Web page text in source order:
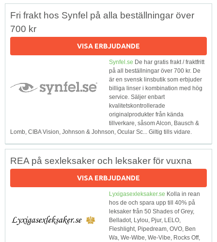
Fri frakt hos Synfel på alla beställningar över
700 kr
VISA ERBJUDANDE
Synfel.se De har gratis frakt / fraktfritt
på all beställningar över 700 kr. De
är en svensk linsbutik som erbjuder
billiga linser i kombination med hög
service. Säljer enbart
kvalitetskontrollerade
originalprodukter från kända
tillverkare, såsom Alcon, Bausch &
Lomb, CIBA Vision, Johnson & Johnson, Ocular Sc... Giltig tills vidare.
REA på sexleksaker och leksaker för vuxna
VISA ERBJUDANDE
Lyxigasexleksaker.se Kolla in rean
hos de och spara upp till 40% på
leksaker från 50 Shades of Grey,
Belladot, Lylou, Pjur, LELO,
Fleshlight, Pipedream, OVO, Ben
Wa, We-Wibe, We-Vibe, Rocks Off,